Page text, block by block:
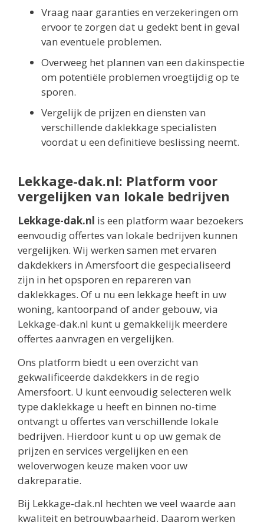
Vraag naar garanties en verzekeringen om
ervoor te zorgen dat u gedekt bent in geval
van eventuele problemen.
Overweeg het plannen van een dakinspectie
om potentiële problemen vroegtijdig op te
sporen.
Vergelijk de prijzen en diensten van
verschillende daklekkage specialisten
voordat u een definitieve beslissing neemt.
Lekkage-dak.nl: Platform voor
vergelijken van lokale bedrijven
Lekkage-dak.nl is een platform waar bezoekers
eenvoudig offertes van lokale bedrijven kunnen
vergelijken. Wij werken samen met ervaren
dakdekkers in Amersfoort die gespecialiseerd
zijn in het opsporen en repareren van
daklekkages. Of u nu een lekkage heeft in uw
woning, kantoorpand of ander gebouw, via
Lekkage-dak.nl kunt u gemakkelijk meerdere
offertes aanvragen en vergelijken.
Ons platform biedt u een overzicht van
gekwalificeerde dakdekkers in de regio
Amersfoort. U kunt eenvoudig selecteren welk
type daklekkage u heeft en binnen no-time
ontvangt u offertes van verschillende lokale
bedrijven. Hierdoor kunt u op uw gemak de
prijzen en services vergelijken en een
weloverwogen keuze maken voor uw
dakreparatie.
Bij Lekkage-dak.nl hechten we veel waarde aan
kwaliteit en betrouwbaarheid. Daarom werken